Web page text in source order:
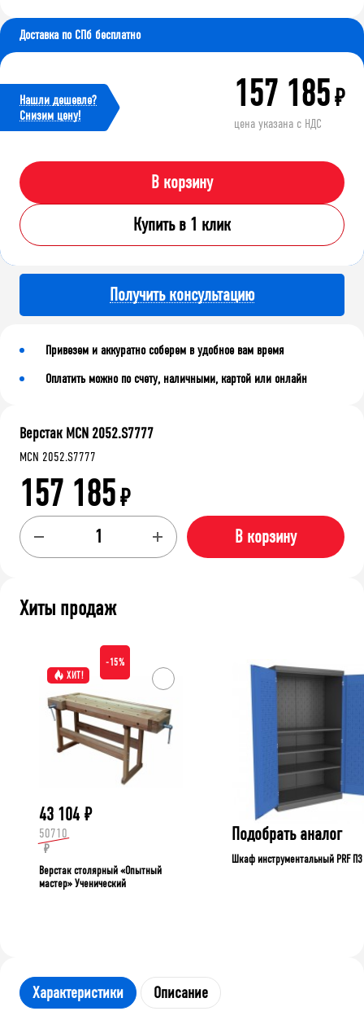
Доставка по СПб бесплатно
Нашли дешевле?
Cнизим цену!
157 185₽
цена указана с НДС
В корзину
Купить в 1 клик
Получить консультацию
Привезем и аккуратно соберем в удобное вам время
Оплатить можно по счету, наличными, картой или онлайн
Верстак MCN 2052.S7777
MCN 2052.S7777
157 185₽
В корзину
Хиты продаж
ХИТ!
-15%
43 104 ₽
50710
₽
Верстак столярный «Опытный
мастер» Ученический
Подобрать аналог
Шкаф инструментальный PRF П3
Характеристики Описание